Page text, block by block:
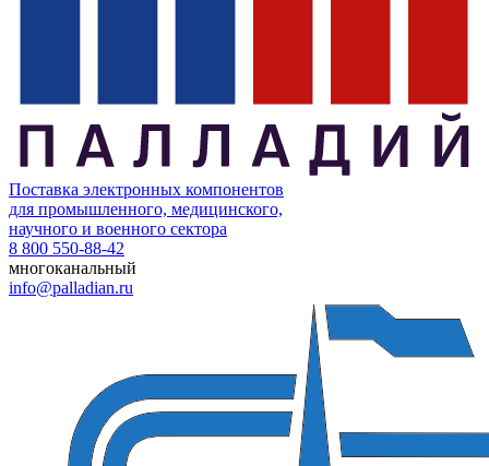
Поставка электронных компонентов
для промышленного, медицинского,
научного и военного сектора
8 800 550-88-42
многоканальный
info@palladian.ru